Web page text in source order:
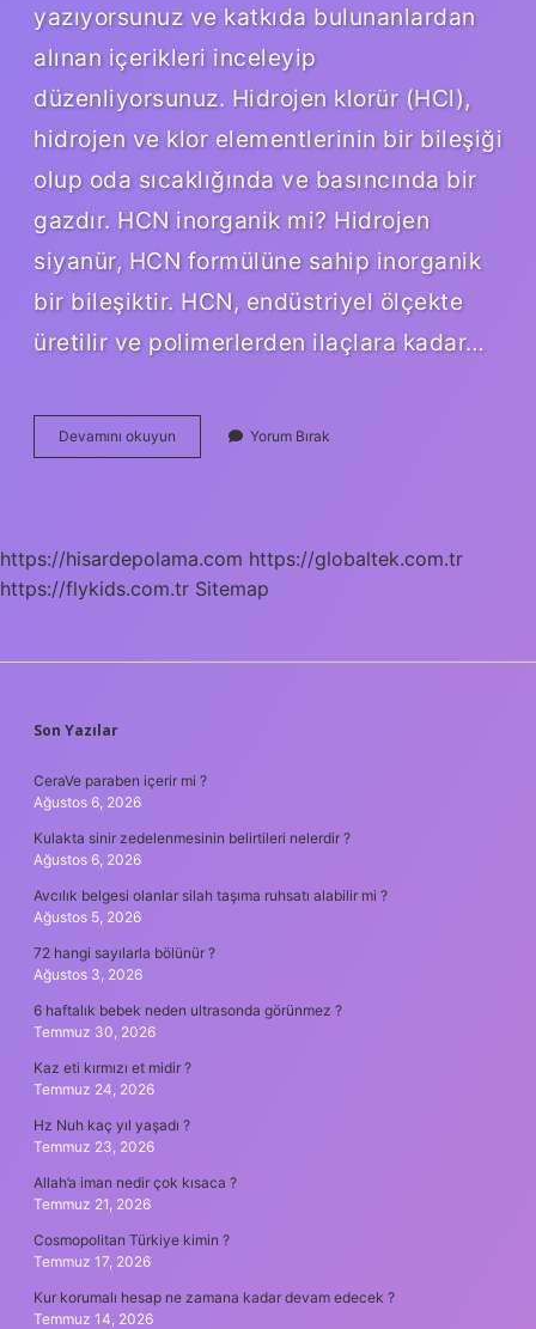
yazıyorsunuz ve katkıda bulunanlardan
alınan içerikleri inceleyip
düzenliyorsunuz. Hidrojen klorür (HCl),
hidrojen ve klor elementlerinin bir bileşiği
olup oda sıcaklığında ve basıncında bir
gazdır. HCN inorganik mi? Hidrojen
siyanür, HCN formülüne sahip inorganik
bir bileşiktir. HCN, endüstriyel ölçekte
üretilir ve polimerlerden ilaçlara kadar…
Devamını okuyun
Inorganik
Yorum Bırak
https://hisardepolama.com https://globaltek.com.tr
https://flykids.com.tr Sitemap
SIDEBAR
Son Yazılar
CeraVe paraben içerir mi ?
Ağustos 6, 2026
Kulakta sinir zedelenmesinin belirtileri nelerdir ?
Ağustos 6, 2026
Avcılık belgesi olanlar silah taşıma ruhsatı alabilir mi ?
Ağustos 5, 2026
72 hangi sayılarla bölünür ?
Ağustos 3, 2026
6 haftalık bebek neden ultrasonda görünmez ?
Temmuz 30, 2026
Kaz eti kırmızı et midir ?
Temmuz 24, 2026
Hz Nuh kaç yıl yaşadı ?
Temmuz 23, 2026
Allah’a iman nedir çok kısaca ?
Temmuz 21, 2026
Cosmopolitan Türkiye kimin ?
Temmuz 17, 2026
Kur korumalı hesap ne zamana kadar devam edecek ?
Temmuz 14, 2026